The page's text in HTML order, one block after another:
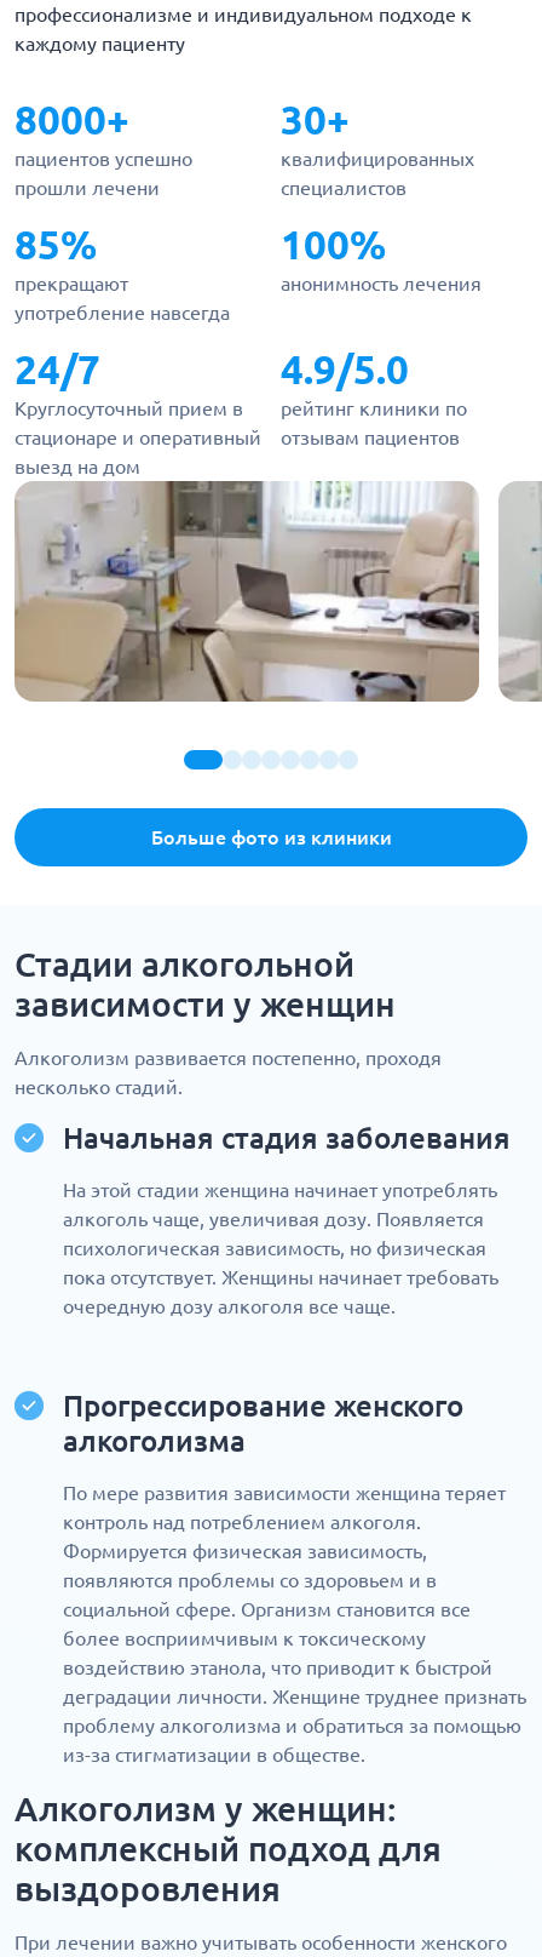
профессионализме и индивидуальном подходе к
каждому пациенту
8000+
пациентов успешно
прошли лечени
30+
квалифицированных
специалистов
85%
прекращают
употребление навсегда
100%
анонимность лечения
24/7
Круглосуточный прием в
стационаре и оперативный
выезд на дом
4.9/5.0
рейтинг клиники по
отзывам пациентов
Больше фото из клиники
Стадии алкогольной
зависимости у женщин
Алкоголизм развивается постепенно, проходя
несколько стадий.
Начальная стадия заболевания
На этой стадии женщина начинает употреблять
алкоголь чаще, увеличивая дозу. Появляется
психологическая зависимость, но физическая
пока отсутствует. Женщины начинает требовать
очередную дозу алкоголя все чаще.
Прогрессирование женского
алкоголизма
По мере развития зависимости женщина теряет
контроль над потреблением алкоголя.
Формируется физическая зависимость,
появляются проблемы со здоровьем и в
социальной сфере. Организм становится все
более восприимчивым к токсическому
воздействию этанола, что приводит к быстрой
деградации личности. Женщине труднее признать
проблему алкоголизма и обратиться за помощью
из-за стигматизации в обществе.
Алкоголизм у женщин:
комплексный подход для
выздоровления
При лечении важно учитывать особенности женского